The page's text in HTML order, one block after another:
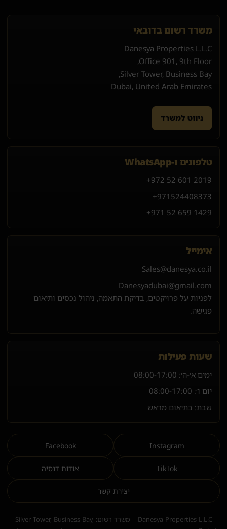
משרד רשום בדובאי
Danesya Properties L.L.C
Office 901, 9th Floor,
Silver Tower, Business Bay,
Dubai, United Arab Emirates
ניווט למשרד
טלפונים ו-WhatsApp
+972 52 601 2019
+971 524408373
+971 52 659 1429
אימייל
Sales@danesya.co.il
Danesyadubai@gmail.com
לפניות על פרויקטים, בדיקת התאמה, ניהול נכסים ותיאום
פגישה.
שעות פעילות
ימים א׳-ה׳: 08:00-17:00
יום ו׳: 08:00-17:00
שבת: בתיאום מראש
Instagram
Facebook
TikTok אודות דנסיה
יצירת קשר
Danesya Properties L.L.C | משרד רשום: Silver Tower, Business Bay,